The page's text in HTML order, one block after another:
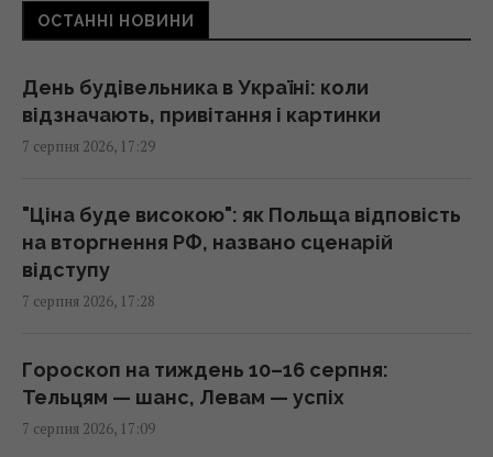
український аналог Patriot: аналітики
розповіли
16:49 п'ятниця, 07 серпня 2026
Росія вдарила по футбольному стадіону
"Чорноморець" в Одесі
16:37 п'ятниця, 07 серпня 2026
провів "морський парад" у Ялті
16:31 п'ятниця, 07 серпня 2026
ОСТАННІ НОВИНИ
День будівельника в Україні: коли
відзначають, привітання і картинки
7 серпня 2026, 17:29
"Ціна буде високою": як Польща відповість
на вторгнення РФ, названо сценарій
відступу
7 серпня 2026, 17:28
Гороскоп на тиждень 10–16 серпня:
Тельцям — шанс, Левам — успіх
7 серпня 2026, 17:09